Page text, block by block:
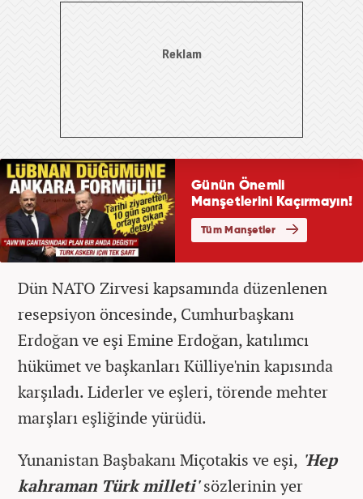
Dün NATO Zirvesi kapsamında düzenlenen
resepsiyon öncesinde, Cumhurbaşkanı
Erdoğan ve eşi Emine Erdoğan, katılımcı
hükümet ve başkanları Külliye'nin kapısında
karşıladı. Liderler ve eşleri, törende mehter
marşları eşliğinde yürüdü.
Yunanistan Başbakanı Miçotakis ve eşi, 'Hep
kahraman Türk milleti'sözlerinin yer